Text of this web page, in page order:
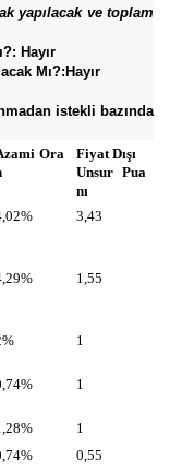
yapılacak ve toplam
Hayır
Mı?:Hayır
istekli bazında
Ora
Fiyat Dışı
Unsur Pua
nı
3,43
1,55
1
1
1
0,55